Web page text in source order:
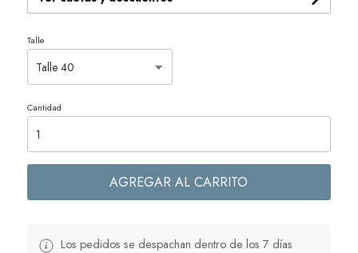
Talle
Cantidad
AGREGAR AL CARRITO
Los pedidos se despachan dentro de los 7 días